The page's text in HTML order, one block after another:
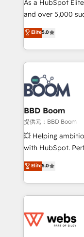
de conversion qui
opportunités d'affaires ➤ La mise
stratégies
inbound,
emailing) Informations clés : - 10 ans d'expérience -
100+ intégrations
experts conseil -
cumulées
As a HubSpot
and over 5,000
Vonazon turns
measurable,
enterprise-grade
builds scalable
revenue. ⚙️ HubSpot Integration & Optimization •
Seamless CRM,
Complex platform
Custom APIs and
End Revenue
pipeline growth
and CRM
Execution • 750+
implementations •
Elite5.0
BBD Boom
提供元：BBD Boom
💥 Helping
with HubSpot.
BBD Boom is the
to HubSpot
solve all your
adoption, sales
the first time 🔧
Elite5.0